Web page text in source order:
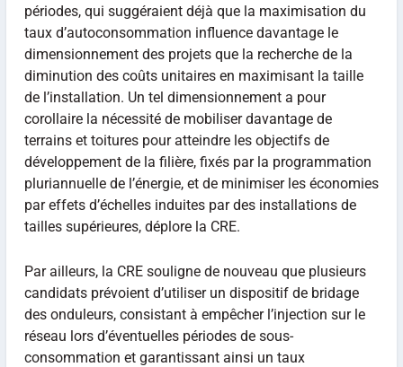
périodes, qui suggéraient déjà que la maximisation du
taux d’autoconsommation influence davantage le
dimensionnement des projets que la recherche de la
diminution des coûts unitaires en maximisant la taille
de l’installation. Un tel dimensionnement a pour
corollaire la nécessité de mobiliser davantage de
terrains et toitures pour atteindre les objectifs de
développement de la filière, fixés par la programmation
pluriannuelle de l’énergie, et de minimiser les économies
par effets d’échelles induites par des installations de
tailles supérieures, déplore la CRE.
Par ailleurs, la CRE souligne de nouveau que plusieurs
candidats prévoient d’utiliser un dispositif de bridage
des onduleurs, consistant à empêcher l’injection sur le
réseau lors d’éventuelles périodes de sous-
consommation et garantissant ainsi un taux